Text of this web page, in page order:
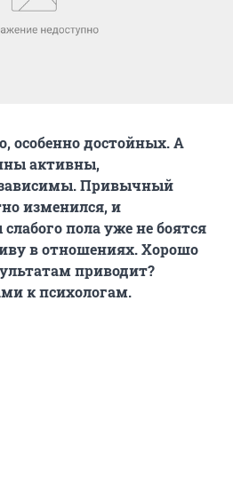
достойных. А
активны,
Привычный
изменился, и
пола уже не боятся
в отношениях. Хорошо
приводит?
к психологам.